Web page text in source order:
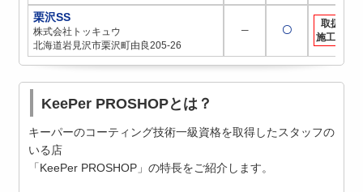
栗沢SS
株式会社トッキュウ
北海道岩見沢市栗沢町由良205-26
─ 〇
取扱
施工店
KeePer PROSHOPとは？
キーパーのコーティング技術一級資格を取得したスタッフの
いる店
「KeePer PROSHOP」の特長をご紹介します。